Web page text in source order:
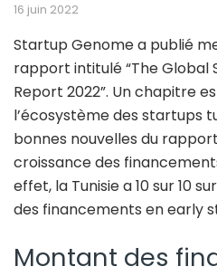
16 juin 2022
Startup Genome a publié
rapport intitulé “The Global
Report 2022”. Un chapitre
l’écosystème des startups
bonnes nouvelles du
croissance des
effet, la Tunisie a 10 sur 10
des financements en early
Montant des